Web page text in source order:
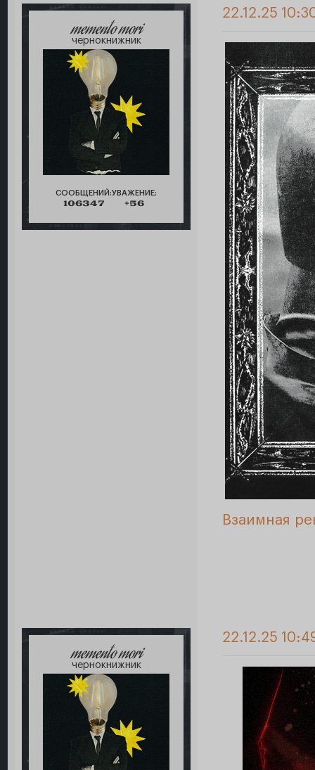
memento mori
чернокнижник
СООБЩЕНИЙ:
106347
УВАЖЕНИЕ:
+56
22.12.25
Взаимная
memento mori
чернокнижник
22.12.25